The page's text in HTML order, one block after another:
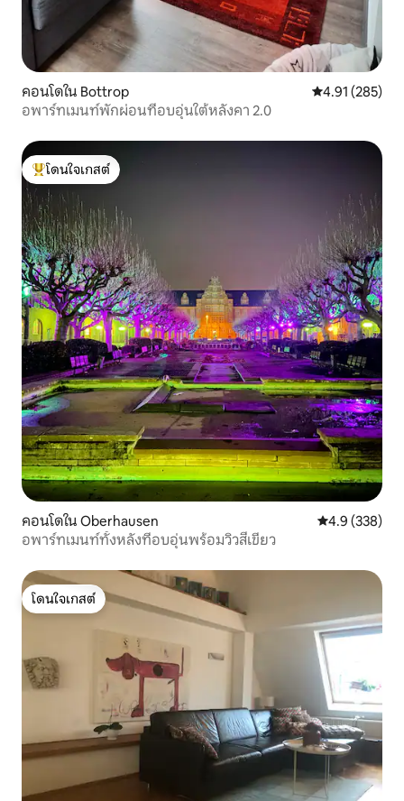
คอนโดใน Bottrop คะแนนเฉลี่ย
4.91 (285)
อพาร์ทเมนท์พักผ่อนที่อบอุ่นใต้หลังคา 2.0
โดนใจเกสต์ที่สุด
โดนใจเกสต์
คอนโดใน Oberhausen คะแนนเฉลี่ย
4.9 (338)
อพาร์ทเมนท์ทั้งหลังที่อบอุ่นพร้อมวิวสีเขียว
โดนใจเกสต์
โดนใจเกสต์